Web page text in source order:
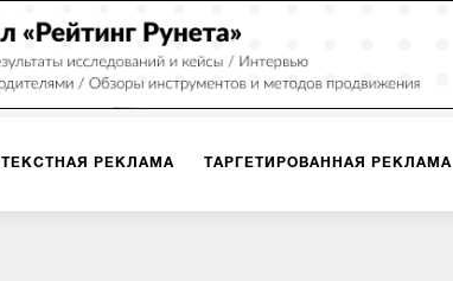
РЕКЛАМА ТАРГЕТИРОВАННАЯ РЕКЛАМА